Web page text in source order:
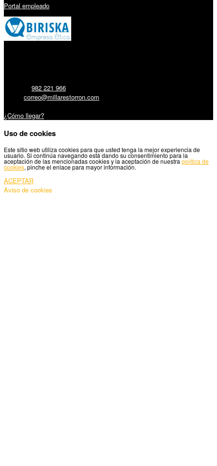
Portal empleado
982 221 966
correo@millarestorron.com
¿Cómo llegar?
Uso de cookies
Este sitio web utiliza cookies para que usted tenga la mejor experiencia de
usuario. Si continúa navegando está dando su consentimiento para la
aceptación de las mencionadas cookies y la aceptación de nuestra política de
cookies, pinche el enlace para mayor información.
ACEPTAR
Aviso de cookies